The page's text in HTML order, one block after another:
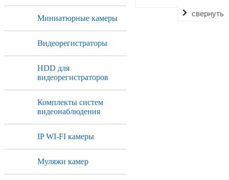
свернуть
Миниатюрные камеры
Видеорегистраторы
HDD для
видеорегистраторов
Комплекты систем
видеонаблюдения
IP WI-FI камеры
Муляжи камер